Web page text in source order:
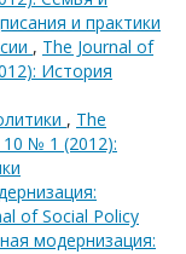
и практики
, The Journal of
История
, The
10 № 1 (2012):
of Social Policy
модернизация: